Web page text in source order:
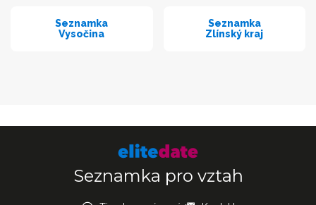
Seznamka
Vysočina
Seznamka
Zlínský kraj
Seznamka pro vztah